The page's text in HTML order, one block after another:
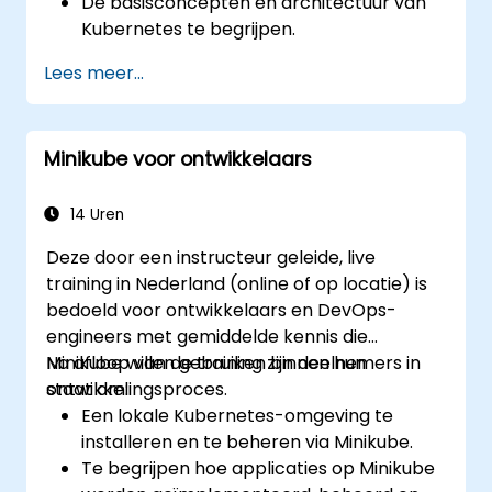
Kubernetes te begrijpen.
beheren met kubectl en het Minikube-
dashbaord.
Persistente opslag en
netwerkoplossingen voor Kubernetes in
Minikube te gebruiken voor het
applicaties.
Lees meer...
Minikube voor ontwikkelaars
14 Uren
Deze door een instructeur geleide, live
training in Nederland (online of op locatie) is
bedoeld voor ontwikkelaars en DevOps-
engineers met gemiddelde kennis die
Minikube willen gebruiken binnen hun
ontwikkelingsproces.
Na afloop van de training zijn deelnemers in
staat om:
Een lokale Kubernetes-omgeving te
installeren en te beheren via Minikube.
Te begrijpen hoe applicaties op Minikube